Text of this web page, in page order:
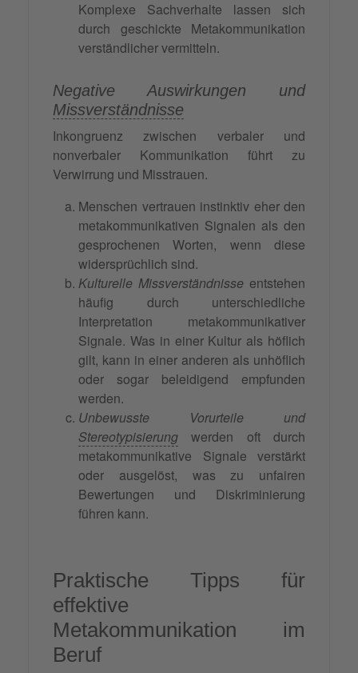
Komplexe Sachverhalte lassen sich
durch geschickte Metakommunikation
verständlicher vermitteln.
Negative Auswirkungen und
Missverständnisse
Inkongruenz zwischen verbaler und
nonverbaler Kommunikation führt zu
Verwirrung und Misstrauen.
Menschen vertrauen instinktiv eher den
metakommunikativen Signalen als den
gesprochenen Worten, wenn diese
widersprüchlich sind.
Kulturelle Missverständnisse entstehen
häufig durch unterschiedliche
Interpretation metakommunikativer
Signale. Was in einer Kultur als höflich
gilt, kann in einer anderen als unhöflich
oder sogar beleidigend empfunden
werden.
Unbewusste Vorurteile und
Stereotypisierung werden oft durch
metakommunikative Signale verstärkt
oder ausgelöst, was zu unfairen
Bewertungen und Diskriminierung
führen kann.
Praktische Tipps für
effektive
Metakommunikation im
Beruf